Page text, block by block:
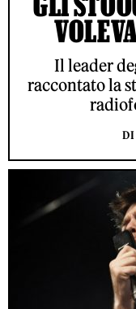
Il leader
raccontato la
DI